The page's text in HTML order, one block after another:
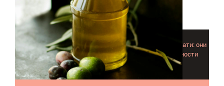
Каждое эфирное масло из списка в аптечке будет кстати: они
выбраны благодаря лечебным свойствам и способности
помогать при широком спектре заболеваний.